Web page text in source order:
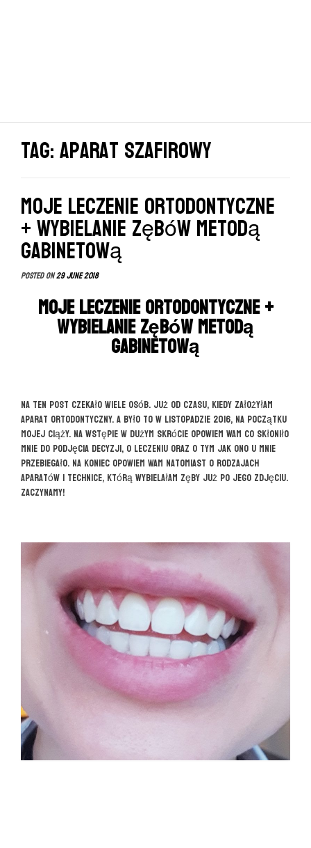
Tag: aparat szafirowy
Moje leczenie ortodontyczne
+ wybielanie zębów metodą
gabinetową
Posted on29 June 2018
Moje leczenie ortodontyczne +
wybielanie zębów metodą
gabinetową
Na ten post czekało wiele osób. Już od czasu, kiedy założyłam
aparat ortodontyczny. A było to w listopadzie 2016, na początku
mojej ciąży. Na wstępie w dużym skrócie opowiem Wam co skłoniło
mnie do podjęcia decyzji, o leczeniu oraz o tym jak ono u mnie
przebiegało. Na koniec opowiem Wam natomiast o rodzajach
aparatów i technice, którą wybielałam zęby już po jego zdjęciu.
Zaczynamy!